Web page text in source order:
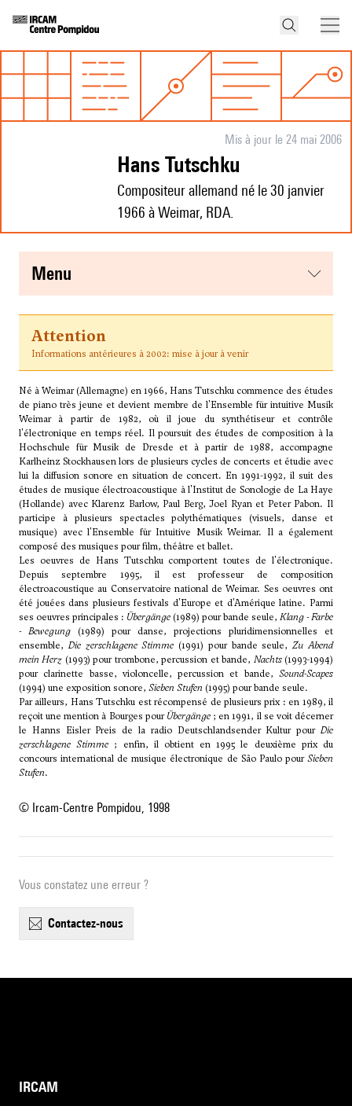
Mis à jour le 24 mai 2006
Hans Tutschku
Compositeur allemand né le 30 janvier
1966 à Weimar, RDA.
menu
Attention
Informations antérieures à 2002: mise à jour à venir
Né à Weimar (Allemagne) en 1966, Hans Tutschku commence des études
de piano très jeune et devient membre de l'Ensemble für intuitive Musik
Weimar à partir de 1982, où il joue du synthétiseur et contrôle
l'électronique en temps réel. Il poursuit des études de composition à la
Hochschule für Musik de Dresde et à partir de 1988, accompagne
Karlheinz Stockhausen lors de plusieurs cycles de concerts et étudie avec
lui la diffusion sonore en situation de concert. En 1991-1992, il suit des
études de musique électroacoustique à l'Institut de Sonologie de La Haye
(Hollande) avec Klarenz Barlow, Paul Berg, Joel Ryan et Peter Pabon. Il
participe à plusieurs spectacles polythématiques (visuels, danse et
musique) avec l'Ensemble für Intuitive Musik Weimar. Il a également
composé des musiques pour film, théâtre et ballet.
Les oeuvres de Hans Tutschku comportent toutes de l'électronique.
Depuis septembre 1995, il est professeur de composition
électroacoustique au Conservatoire national de Weimar. Ses oeuvres ont
été jouées dans plusieurs festivals d'Europe et d'Amérique latine. Parmi
ses oeuvres principales : Übergänge (1989) pour bande seule, Klang - Farbe
- Bewegung (1989) pour danse, projections pluridimensionnelles et
ensemble, Die zerschlagene Stimme (1991) pour bande seule,Zu Abend
mein Herz (1993) pour trombone, percussion et bande, Nachts(1993-1994)
pour clarinette basse, violoncelle, percussion et bande, Sound-Scapes
(1994) une exposition sonore, Sieben Stufen (1995) pour bande seule.
Par ailleurs, Hans Tutschku est récompensé de plusieurs prix : en 1989, il
reçoit une mention à Bourges pourÜbergänge; en 1991, il se voit décerner
le Hanns Eisler Preis de la radio Deutschlandsender Kultur pour Die
zerschlagene Stimme ; enfin, il obtient en 1995 le deuxième prix du
concours international de musique électronique de São Paulo pourSieben
Stufen.
© Ircam-Centre Pompidou, 1998
Vous constatez une erreur ?
contactez-nous
IRCAM